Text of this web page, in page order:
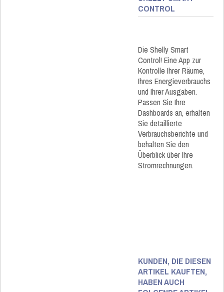
CONTROL
Die Shelly Smart
Control! Eine App zur
Kontrolle Ihrer Räume,
Ihres Energieverbrauchs
und Ihrer Ausgaben.
Passen Sie Ihre
Dashboards an, erhalten
Sie detaillierte
Verbrauchsberichte und
behalten Sie den
Überblick über Ihre
Stromrechnungen.
KUNDEN, DIE DIESEN
ARTIKEL KAUFTEN,
HABEN AUCH